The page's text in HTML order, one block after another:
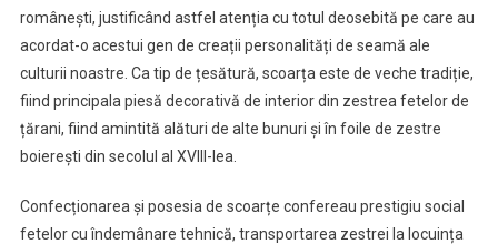
românești, justificând astfel atenția cu totul deosebită pe care au
acordat-o acestui gen de creații personalități de seamă ale
culturii noastre. Ca tip de țesătură, scoarța este de veche tradiție,
fiind principala piesă decorativă de interior din zestrea fetelor de
țărani, fiind amintită alături de alte bunuri și în foile de zestre
boierești din secolul al XVIII-lea.
Confecționarea și posesia de scoarțe confereau prestigiu social
fetelor cu îndemânare tehnică, transportarea zestrei la locuința